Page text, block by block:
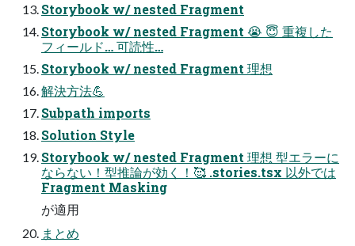
Storybook w/ nested Fragment
Storybook w/ nested Fragment 😭 😇 重複した
フィールド… 可読性…
Storybook w/ nested Fragment 理想
解決方法💪
Subpath imports
Solution Style
Storybook w/ nested Fragment 理想 型エラーに
ならない！型推論が効く！🥰 .stories.tsx 以外では
Fragment Masking
が適用
まとめ